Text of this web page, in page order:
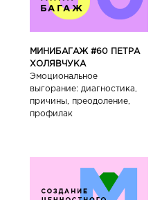
МИНИБАГАЖ #60 ПЕТРА
ХОЛЯВЧУКА
Эмоциональное
выгорание: диагностика,
причины, преодоление,
профилак